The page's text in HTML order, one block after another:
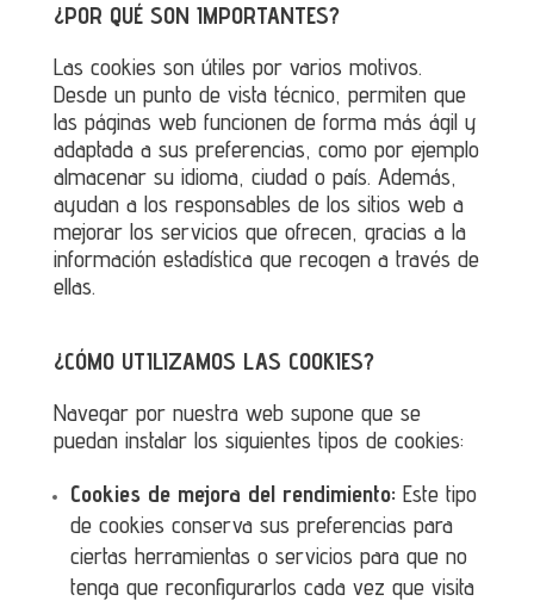
¿POR QUÉ SON IMPORTANTES?
Las cookies son útiles por varios motivos.
Desde un punto de vista técnico, permiten que
las páginas web funcionen de forma más ágil y
adaptada a sus preferencias, como por ejemplo
almacenar su idioma, ciudad o país. Además,
ayudan a los responsables de los sitios web a
mejorar los servicios que ofrecen, gracias a la
información estadística que recogen a través de
ellas.
¿CÓMO UTILIZAMOS LAS COOKIES?
Navegar por nuestra web supone que se
puedan instalar los siguientes tipos de cookies:
Cookies de mejora del rendimiento: Este tipo
de cookies conserva sus preferencias para
ciertas herramientas o servicios para que no
tenga que reconfigurarlos cada vez que visita